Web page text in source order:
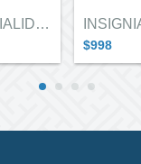
INSIGNIA ESPECIALIDAD ALITAS "COCINA"
$998